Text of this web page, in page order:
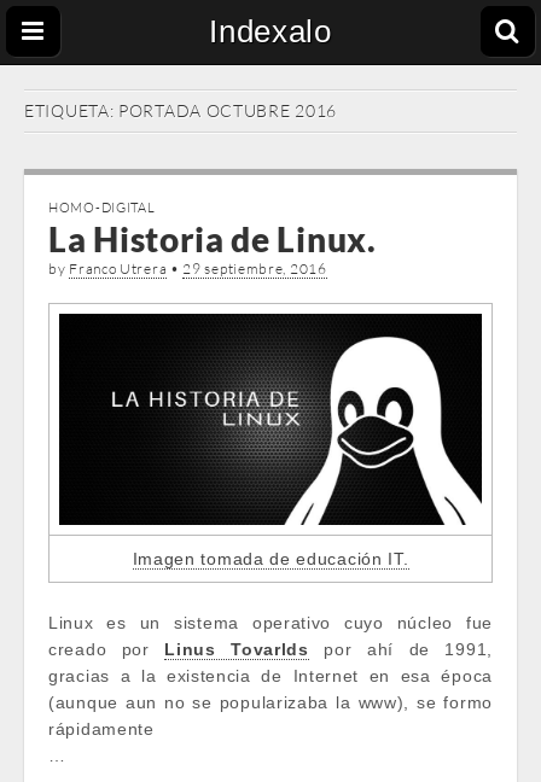
Indexalo
ETIQUETA: PORTADA OCTUBRE 2016
HOMO-DIGITAL
La Historia de Linux.
by Franco Utrera • 29 septiembre, 2016
Imagen tomada de educación IT.
Linux es un sistema operativo cuyo núcleo fue
creado por Linus Tovarlds
por ahí de 1991,
gracias a la existencia de Internet en esa época
(aunque aun no se popularizaba la www), se formo
rápidamente